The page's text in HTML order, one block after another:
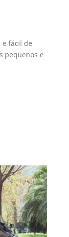
e fácil de
pequenos e